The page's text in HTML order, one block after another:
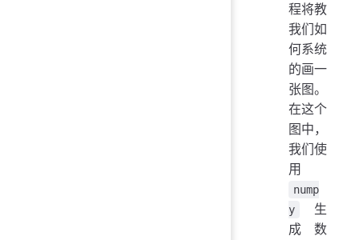
程将教
我们如
何系统
的画一
张图。
在这个
图中，
我们使
用
nump
y
生
成数